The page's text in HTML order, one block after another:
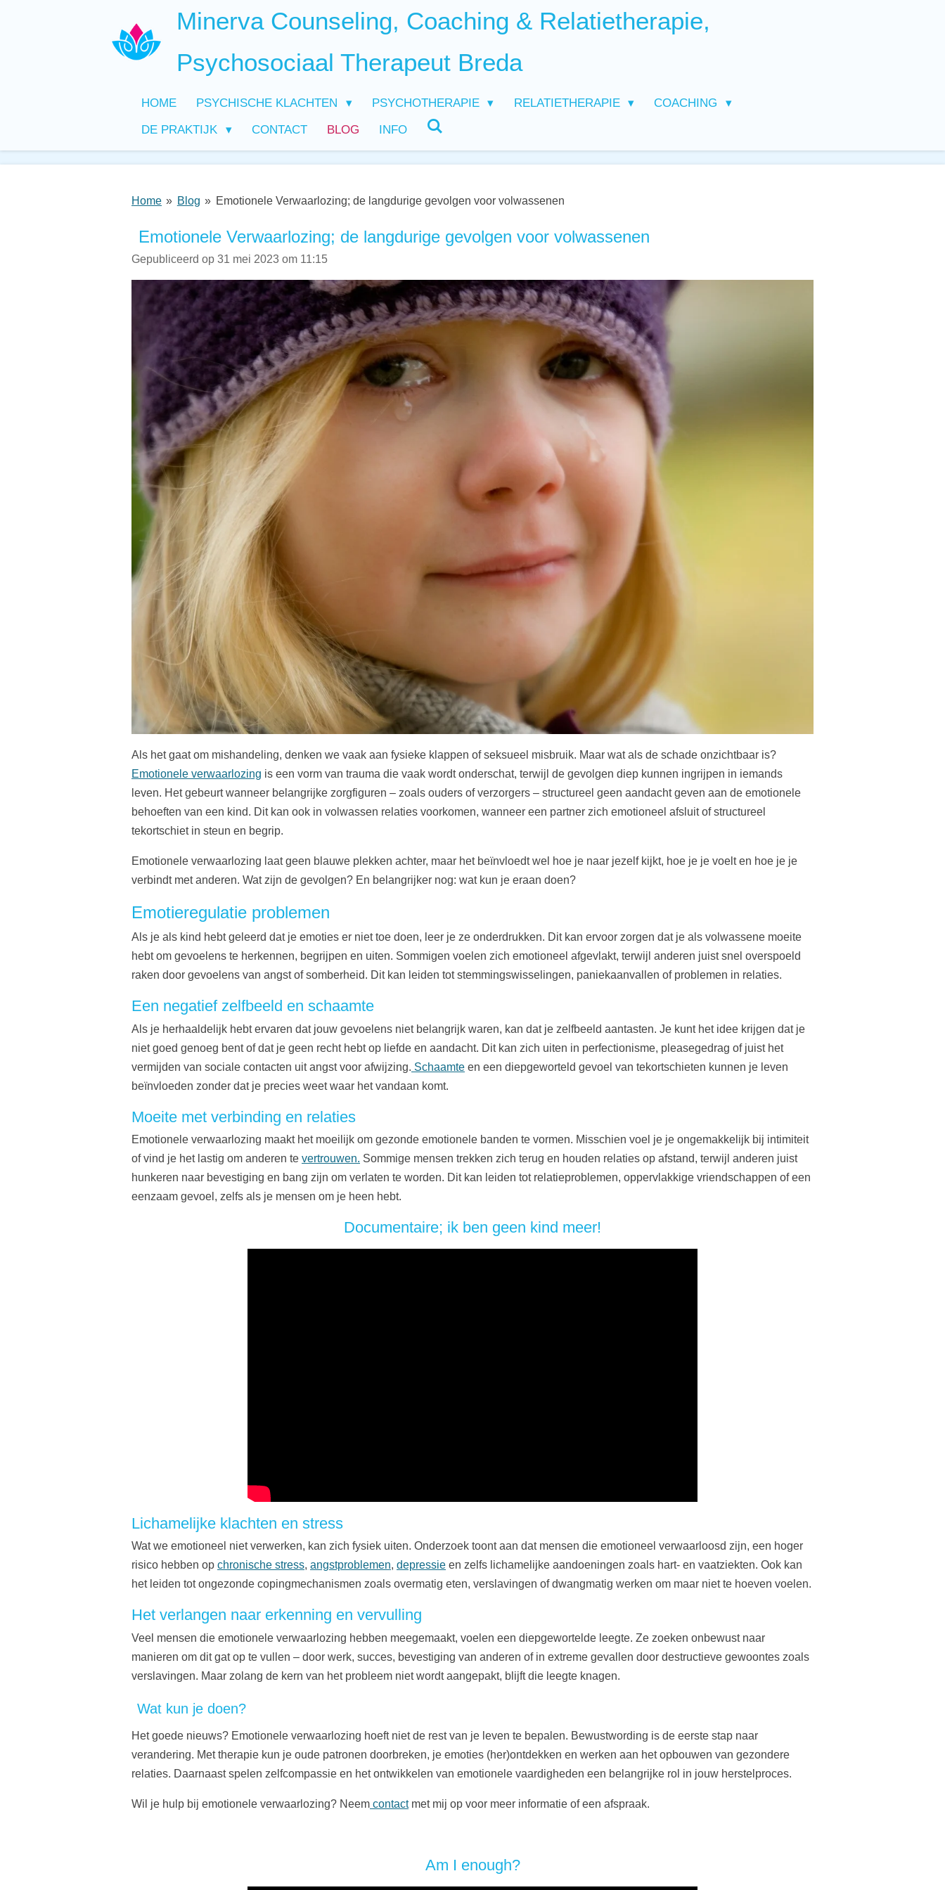
Minerva Counseling, Coaching & Relatietherapie,
Psychosociaal Therapeut Breda
HOME PSYCHISCHE KLACHTEN PSYCHOTHERAPIE RELATIETHERAPIE
COACHING
DE PRAKTIJK
CONTACT BLOG INFO
Home » Blog » Emotionele Verwaarlozing; de langdurige gevolgen voor volwassenen
Emotionele Verwaarlozing; de langdurige gevolgen voor volwassenen
Gepubliceerd op 31 mei 2023 om 11:15
Als het gaat om mishandeling, denken we vaak aan fysieke klappen of seksueel misbruik. Maar wat als de schade onzichtbaar is?
Emotionele verwaarlozing is een vorm van trauma die vaak wordt onderschat, terwijl de gevolgen diep kunnen ingrijpen in iemands
leven. Het gebeurt wanneer belangrijke zorgfiguren – zoals ouders of verzorgers – structureel geen aandacht geven aan de emotionele
behoeften van een kind. Dit kan ook in volwassen relaties voorkomen, wanneer een partner zich emotioneel afsluit of structureel
tekortschiet in steun en begrip.
Emotionele verwaarlozing laat geen blauwe plekken achter, maar het beïnvloedt wel hoe je naar jezelf kijkt, hoe je je voelt en hoe je je
verbindt met anderen. Wat zijn de gevolgen? En belangrijker nog: wat kun je eraan doen?
Emotieregulatie problemen
Als je als kind hebt geleerd dat je emoties er niet toe doen, leer je ze onderdrukken. Dit kan ervoor zorgen dat je als volwassene moeite
hebt om gevoelens te herkennen, begrijpen en uiten. Sommigen voelen zich emotioneel afgevlakt, terwijl anderen juist snel overspoeld
raken door gevoelens van angst of somberheid. Dit kan leiden tot stemmingswisselingen, paniekaanvallen of problemen in relaties.
Een negatief zelfbeeld en schaamte
Als je herhaaldelijk hebt ervaren dat jouw gevoelens niet belangrijk waren, kan dat je zelfbeeld aantasten. Je kunt het idee krijgen dat je
niet goed genoeg bent of dat je geen recht hebt op liefde en aandacht. Dit kan zich uiten in perfectionisme, pleasegedrag of juist het
vermijden van sociale contacten uit angst voor afwijzing. Schaamte en een diepgeworteld gevoel van tekortschieten kunnen je leven
beïnvloeden zonder dat je precies weet waar het vandaan komt.
Moeite met verbinding en relaties
Emotionele verwaarlozing maakt het moeilijk om gezonde emotionele banden te vormen. Misschien voel je je ongemakkelijk bij intimiteit
of vind je het lastig om anderen te vertrouwen. Sommige mensen trekken zich terug en houden relaties op afstand, terwijl anderen juist
hunkeren naar bevestiging en bang zijn om verlaten te worden. Dit kan leiden tot relatieproblemen, oppervlakkige vriendschappen of een
eenzaam gevoel, zelfs als je mensen om je heen hebt.
Documentaire; ik ben geen kind meer!
Lichamelijke klachten en stress
Wat we emotioneel niet verwerken, kan zich fysiek uiten. Onderzoek toont aan dat mensen die emotioneel verwaarloosd zijn, een hoger
risico hebben op chronische stress, angstproblemen, depressie en zelfs lichamelijke aandoeningen zoals hart- en vaatziekten. Ook kan
het leiden tot ongezonde copingmechanismen zoals overmatig eten, verslavingen of dwangmatig werken om maar niet te hoeven voelen.
Het verlangen naar erkenning en vervulling
Veel mensen die emotionele verwaarlozing hebben meegemaakt, voelen een diepgewortelde leegte. Ze zoeken onbewust naar
manieren om dit gat op te vullen – door werk, succes, bevestiging van anderen of in extreme gevallen door destructieve gewoontes zoals
verslavingen. Maar zolang de kern van het probleem niet wordt aangepakt, blijft die leegte knagen.
Wat kun je doen?
Het goede nieuws? Emotionele verwaarlozing hoeft niet de rest van je leven te bepalen. Bewustwording is de eerste stap naar
verandering. Met therapie kun je oude patronen doorbreken, je emoties (her)ontdekken en werken aan het opbouwen van gezondere
relaties. Daarnaast spelen zelfcompassie en het ontwikkelen van emotionele vaardigheden een belangrijke rol in jouw herstelproces.
Wil je hulp bij emotionele verwaarlozing? Neem contactmet mij op voor meer informatie of een afspraak.
Am I enough?